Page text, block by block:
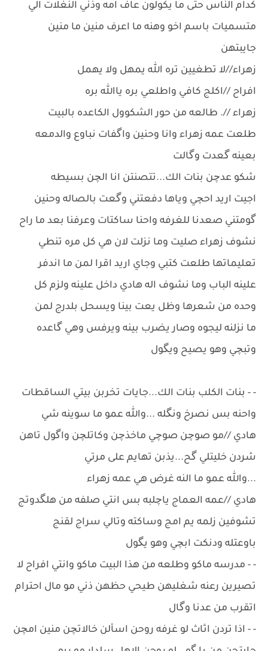
كدام الناس حتى ما يكولون عاف امه وذني النغلات الي
متسميات باسم اخو وهنه ما اعرف منين ما منين
جايبتهن
زهراء//لا تطغيين تره الله يمهل ولا يهمل
افراح //اكلج كافي واطلعي بره ياالله بره
زهراء //. طالعه من حور الشكوول الكاعده بالبيت
طلعت عمه زهراء وانا وحنين واگفات نباوع والدمعه
بعينه گعدت وگالت
شكو عدچن بنات الك...تتصنتن انا الچن بسيطه
اجيت اريد احچي وياها دفعتني وگعت بالصاله وحنين
گومتني صعدنا للغرفه واحنا ساكتات وعرفنا بعد ما راح
نشوف زهراء صليت وما نزلت لان هي كل مره تنطي
تعليماتها طلعت كتبي وجاي اريد اقرا لمن ما اندفر
علينه الباب وما نشوف اله هادي داخل علينه ولزم كل
وحده من شعرها وظل يعت بينا ويسحل بلدرج لمن
ما نزلنه ليجوه وصار يضرب بينه ويرفس وهي گاعده
وتبچي وهو يصيح ويگول
- - بنات الكلب بنات الك...جايات تخربن بيتي الساقطات
واحنه بس نصرخ ونگله ...والله عمو ما سوينه شي
هادي //مو صوچن صوچي ماخذچن وكاتلچن واگول تاهن
شردن خليتلي گح...يذبن تهايم على مرتي
...والله عمو ما النه غرض هي عمه زهراء
هادي //عمه العماج ياچلبه بس انتي صلفه من هلگدوتج
تشوفين زلمه يم امج وساكته وتالي سراج لقنج
باوعتله ودنكت ابچي وهو يگول
- - مدرسه ماكو وطلعه من هذا البيت ماكو وانتي افراح لا
تصيرين رعنه شغليهن طيحي حظهن ذني مو مال احترام
اتقرب من عدنا وگال
- - اذا تردن اثاث لو غرفه روحن اسألن خالاتچن منين امچن